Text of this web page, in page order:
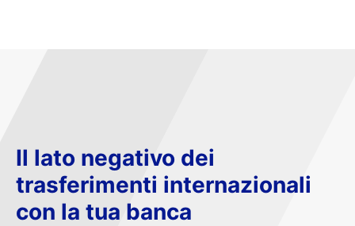
Il lato negativo dei
trasferimenti internazionali
con la tua banca